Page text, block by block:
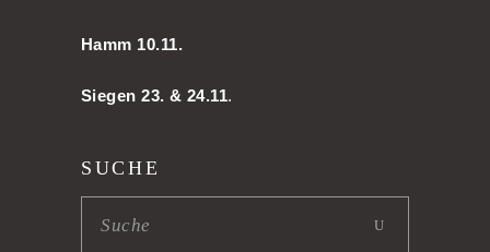
Hamm 10.11.
Siegen 23. & 24.11.
SUCHE